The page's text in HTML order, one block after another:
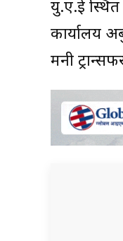
यु.ए.ई
कार्यालय
मनी